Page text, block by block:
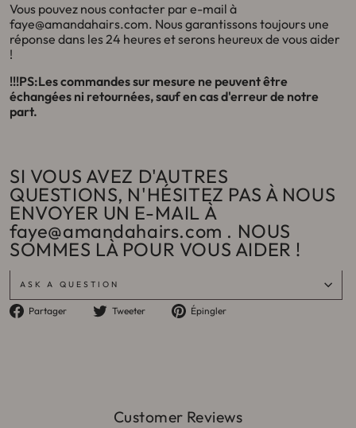
Vous pouvez nous contacter par e-mail à
faye@amandahairs.com. Nous garantissons toujours une
réponse dans les 24 heures et serons heureux de vous aider
!
!!!PS:Les commandes sur mesure ne peuvent être
échangées ni retournées, sauf en cas d'erreur de notre
part.
SI VOUS AVEZ D'AUTRES
QUESTIONS, N'HÉSITEZ PAS À NOUS
ENVOYER UN E-MAIL À
faye@amandahairs.com . NOUS
SOMMES LÀ POUR VOUS AIDER !
ASK A QUESTION
Partager
PartagerTweeter
TweeterÉpingler
Customer Reviews